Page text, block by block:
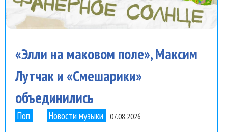
«Элли на маковом поле», Максим
Лутчак и «Смешарики»
объединились
Поп Новости музыки 07.08.2026